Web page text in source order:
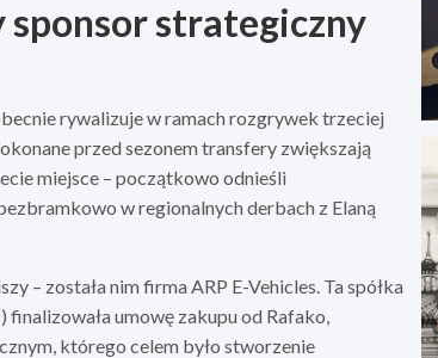
sponsor strategiczny
rywalizuje w ramach rozgrywek trzeciej
przed sezonem transfery zwiększają
miejsce – początkowo odnieśli
w regionalnych derbach z Elaną
– została nim firma ARP E-Vehicles. Ta spółka
finalizowała umowę zakupu od Rafako,
którego celem było stworzenie